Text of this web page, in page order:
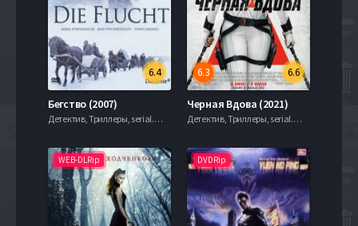
6.4
Бегство (2007)
Детектив, Триллеры, serial.mob
6.6
6.3
Черная Вдова (2021)
Детектив, Триллеры, serial.mob
WEB-DLRip DVDRip